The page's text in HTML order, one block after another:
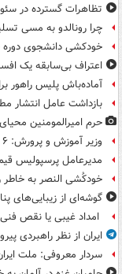
تظاهرات گسترده در
چرا رونالدو به مسی
خودکشی دانشجوی دوره
اعتراف بی‌سابقه یک
آماده‌باش پلیس راهور
بازداشت عامل انتشار
حرم امیرالمومنین
وزیر آموزش و پرورش: ۶ هزار فضای ورزشی در مدارس ایجاد شد
مدیرعامل پرسپولیس
خودکُشی النصر به خاطر
گوشه‌ای از زیبایی‌های
امداد غیبی یا نقص
ایران از نظر راهبردی
سردار معروفی: ملت